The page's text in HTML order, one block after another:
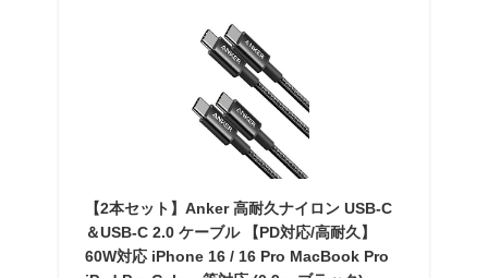
【2本セット】Anker 高耐久ナイロン USB-C
＆USB-C 2.0 ケーブル 【PD対応/高耐久】
60W対応 iPhone 16 / 16 Pro MacBook Pro